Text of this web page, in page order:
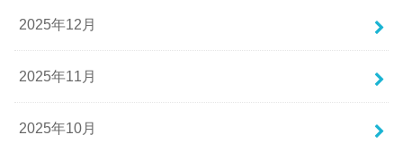
2025年12月
2025年11月
2025年10月